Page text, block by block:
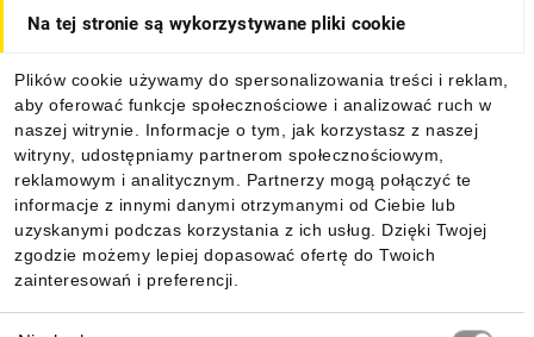
Na tej stronie są wykorzystywane pliki cookie
Plików cookie używamy do spersonalizowania treści i reklam,
aby oferować funkcje społecznościowe i analizować ruch w
naszej witrynie. Informacje o tym, jak korzystasz z naszej
witryny, udostępniamy partnerom społecznościowym,
reklamowym i analitycznym. Partnerzy mogą połączyć te
informacje z innymi danymi otrzymanymi od Ciebie lub
uzyskanymi podczas korzystania z ich usług. Dzięki Twojej
zgodzie możemy lepiej dopasować ofertę do Twoich
zainteresowań i preferencji.
Informacje
Pobierz naszą aplikację mobilną: